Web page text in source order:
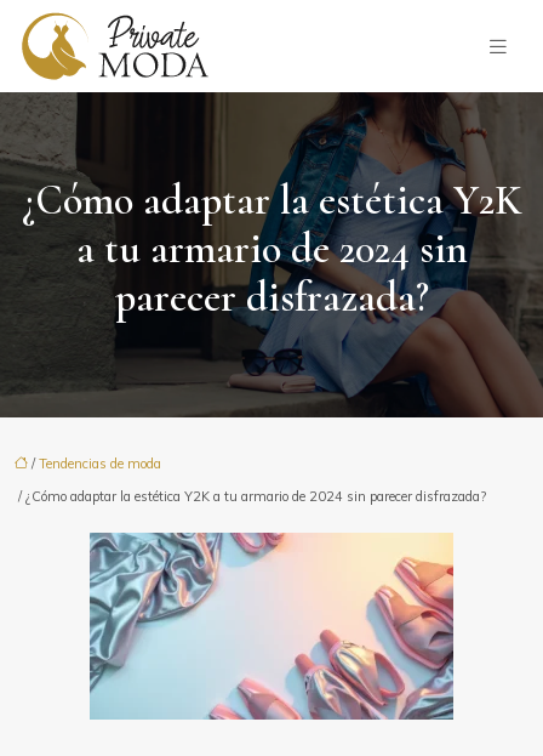
¿Cómo adaptar la estética Y2K
a tu armario de 2024 sin
parecer disfrazada?
/Tendencias de moda
/ ¿Cómo adaptar la estética Y2K a tu armario de 2024 sin parecer disfrazada?